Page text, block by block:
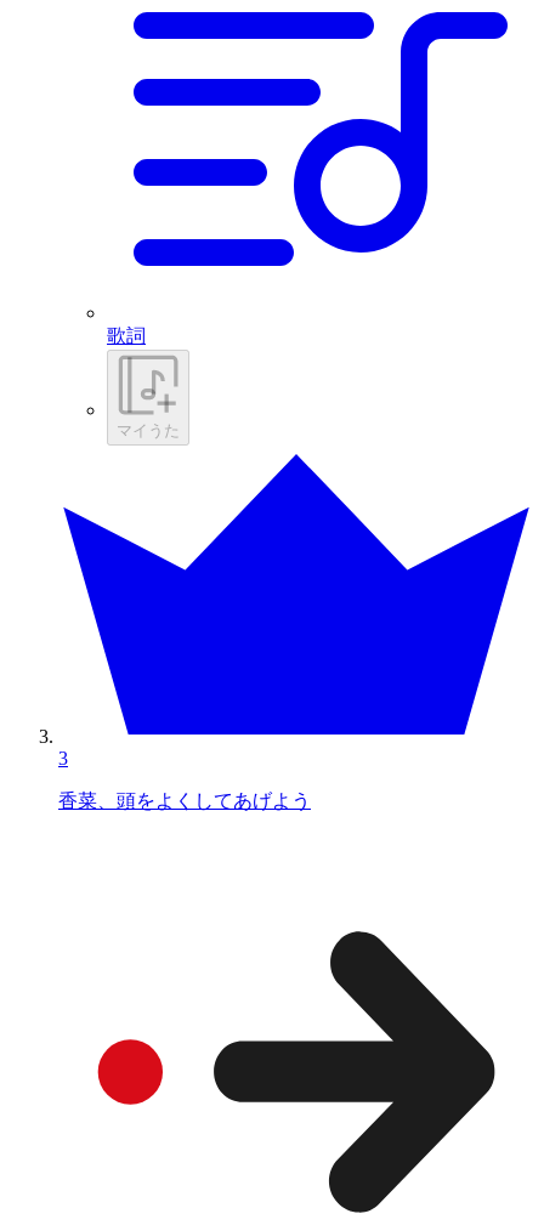
歌詞
マイうた
3
香菜、頭をよくしてあげよう